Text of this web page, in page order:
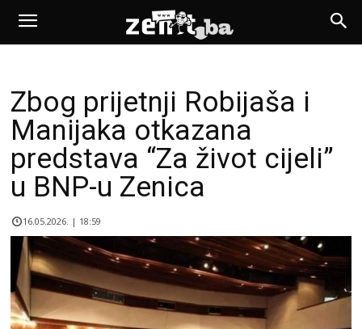
Zbog prijetnji Robijaša i
Manijaka otkazana
predstava “Za život cijeli”
u BNP-u Zenica
16.05.2026. | 18:59